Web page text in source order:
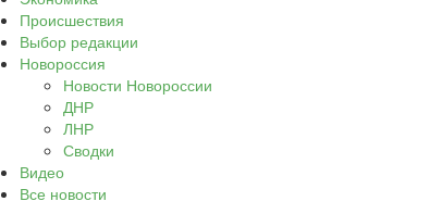
Происшествия
Выбор редакции
Новороссия
Новости Новороссии
ДНР
ЛНР
Сводки
Видео
Все новости